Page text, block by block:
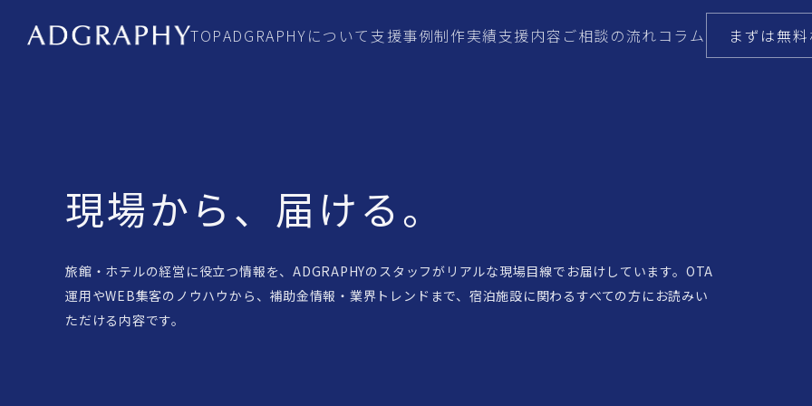
TOPADGRAPHYについて 支援事例制作実績支援内容 ご相談の流れコラム まずは無
現場から、届ける。
旅館・ホテルの経営に役立つ情報を、ADGRAPHYのスタッフがリアルな現場目線でお届けしています。OTA
運用やWEB集客のノウハウから、補助金情報・業界トレンドまで、宿泊施設に関わるすべての方にお読みい
ただける内容です。